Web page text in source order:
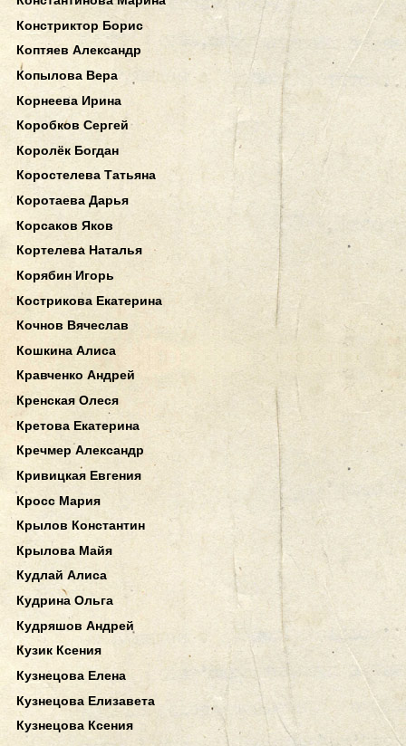
Констриктор Борис
Коптяев Александр
Копылова Вера
Корнеева Ирина
Коробков Сергей
Королёк Богдан
Коростелева Татьяна
Коротаева Дарья
Корсаков Яков
Кортелева Наталья
Корябин Игорь
Кострикова Екатерина
Кочнов Вячеслав
Кошкина Алиса
Кравченко Андрей
Кренская Олеся
Кретова Екатерина
Кречмер Александр
Кривицкая Евгения
Кросс Мария
Крылов Константин
Крылова Майя
Кудлай Алиса
Кудрина Ольга
Кудряшов Андрей
Кузик Ксения
Кузнецова Елена
Кузнецова Елизавета
Кузнецова Ксения